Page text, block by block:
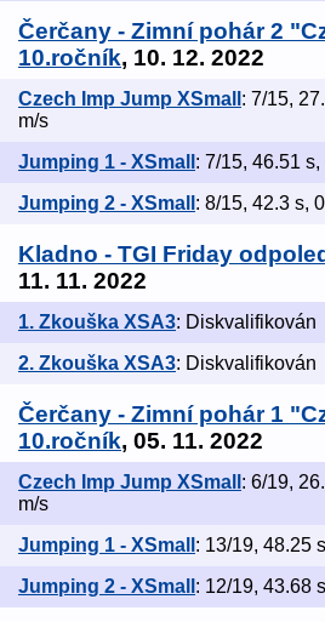
Čerčany - Zimní pohár 2
10.ročník, 10. 12. 2022
Czech Imp Jump XSmall : 7/15,
m/s
Jumping 1 - XSmall : 7/15, 46.51
Jumping 2 - XSmall : 8/15, 42.3 s,
Kladno - TGI Friday
11. 11. 2022
1. Zkouška XSA3: Diskvalifikován
2. Zkouška XSA3: Diskvalifikován
Čerčany - Zimní pohár 1
10.ročník, 05. 11. 2022
Czech Imp Jump XSmall : 6/19,
m/s
Jumping 1 - XSmall : 13/19, 48.25
Jumping 2 - XSmall : 12/19, 43.68